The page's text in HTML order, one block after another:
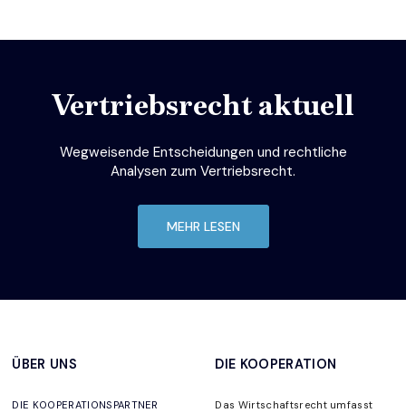
Vertriebsrecht aktuell
Wegweisende Entscheidungen und rechtliche
Analysen zum Vertriebsrecht.
MEHR LESEN
ÜBER UNS
DIE KOOPERATIONSPARTNER
DIE KOOPERATION
Das Wirtschaftsrecht umfasst